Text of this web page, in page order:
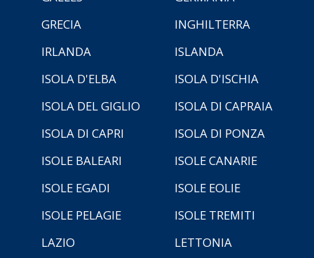
GRECIA
INGHILTERRA
IRLANDA
ISLANDA
ISOLA D'ELBA
ISOLA D'ISCHIA
ISOLA DEL GIGLIO
ISOLA DI CAPRAIA
ISOLA DI CAPRI
ISOLA DI PONZA
ISOLE BALEARI
ISOLE CANARIE
ISOLE EGADI
ISOLE EOLIE
ISOLE PELAGIE
ISOLE TREMITI
LAZIO
LETTONIA